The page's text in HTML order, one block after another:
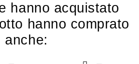
hanno acquistato
hanno comprato
anche: